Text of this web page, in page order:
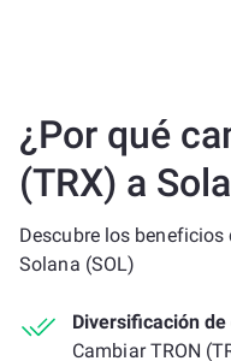
¿Por qué
(TRX) a
Descubre los beneficios
Solana (SOL)
Diversificación
Cambiar TRON